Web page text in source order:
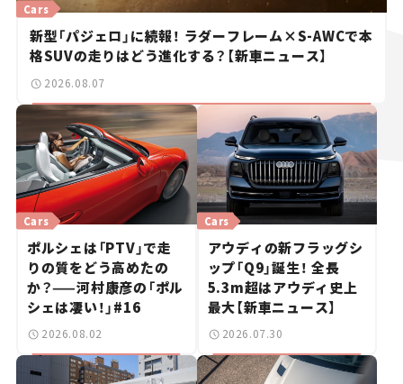
Cars
新型「パジェロ」に続報！ ラダーフレーム×S-AWCで本
格SUVの走りはどう進化する？【新車ニュース】
2026.08.07
Cars
ポルシェは「PTV」で走
りの質をどう高めたの
か？——河村康彦の「ポル
シェは凄い！」#16
2026.08.02
Cars
アウディの新フラッグシ
ップ「Q9」誕生！ 全長
5.3m超はアウディ史上
最大【新車ニュース】
2026.07.30